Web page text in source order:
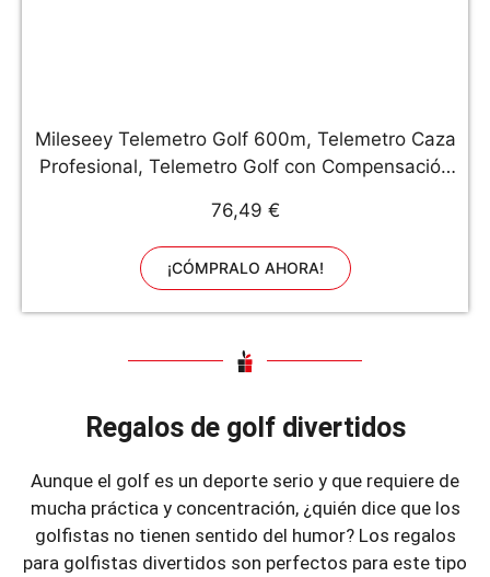
Mileseey Telemetro Golf 600m, Telemetro Caza
Profesional, Telemetro Golf con Compensación
Bandera-Bloqueo, Aumento 6X, Batería y
Estuche de Transporte Gratis
76,49 €
¡CÓMPRALO AHORA!
Regalos de golf divertidos
Aunque el golf es un deporte serio y que requiere de
mucha práctica y concentración, ¿quién dice que los
golfistas no tienen sentido del humor? Los regalos
para golfistas divertidos son perfectos para este tipo